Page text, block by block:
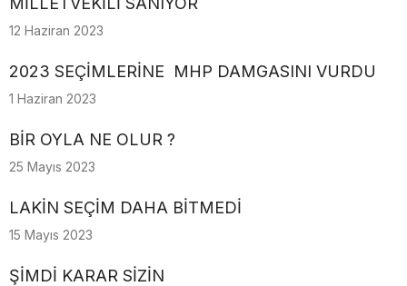
12 Haziran 2023
2023 SEÇİMLERİNE MHP DAMGASINI VURDU
1 Haziran 2023
BİR OYLA NE OLUR ?
25 Mayıs 2023
LAKİN SEÇİM DAHA BİTMEDİ
15 Mayıs 2023
ŞİMDİ KARAR SİZİN